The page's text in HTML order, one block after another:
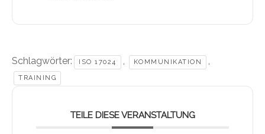
Schlagwörter: ISO 17024 , KOMMUNIKATION ,
TRAINING
TEILE DIESE VERANSTALTUNG